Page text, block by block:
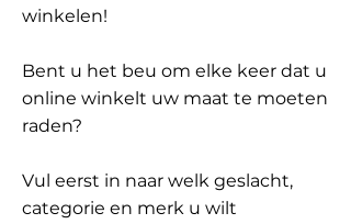
winkelen!
Bent u het beu om elke keer dat u
online winkelt uw maat te moeten
raden?
Vul eerst in naar welk geslacht,
categorie en merk u wilt